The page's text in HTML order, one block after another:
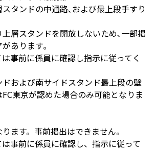
スタンドの中通路､および最上段手すり
層スタンドを開放しないため､一部掲
あります｡
事前に係員に確認し指示に従ってく
および南サイドスタンド最上段の壁
東京が認めた場合のみ可能となりま
ます。事前掲出はできません。
事前に係員に確認し、指示に従って